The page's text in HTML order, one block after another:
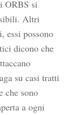
ORBS si
Altri
essi possono
dicono che
su casi tratti
che sono
a ogni